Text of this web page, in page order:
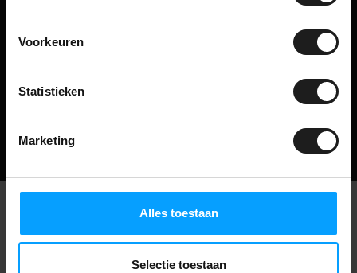
Voorkeuren
Statistieken
Marketing
Alles toestaan
Selectie toestaan
Haben Sie eine Frage zu einem unserer Produkte oder suchen Sie
nach einer maßgeschneiderten Lösung?
Geluidsisolatie Deal